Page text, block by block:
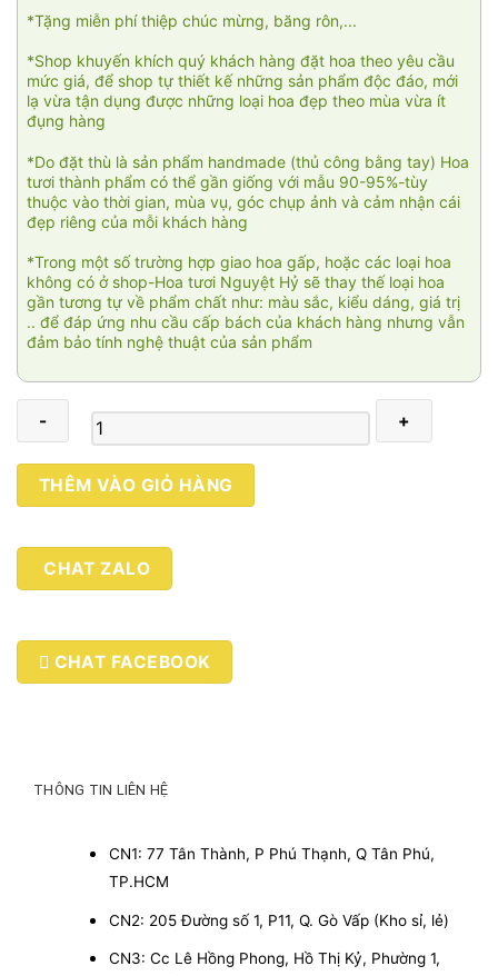
*Tặng miễn phí thiệp chúc mừng, băng rôn,...
*Shop khuyến khích quý khách hàng đặt hoa theo yêu cầu
mức giá, để shop tự thiết kế những sản phẩm độc đáo, mới
lạ vừa tận dụng được những loại hoa đẹp theo mùa vừa ít
đụng hàng
*Do đặt thù là sản phẩm handmade (thủ công bằng tay) Hoa
tươi thành phẩm có thể gần giống với mẫu 90-95%-tùy
thuộc vào thời gian, mùa vụ, góc chụp ảnh và cảm nhận cái
đẹp riêng của mỗi khách hàng
*Trong một số trường hợp giao hoa gấp, hoặc các loại hoa
không có ở shop-Hoa tươi Nguyệt Hỷ sẽ thay thế loại hoa
gần tương tự về phẩm chất như: màu sắc, kiểu dáng, giá trị
.. để đáp ứng nhu cầu cấp bách của khách hàng nhưng vẫn
đảm bảo tính nghệ thuật của sản phẩm
Khúc
nhạc
02
THÊM VÀO GIỎ HÀNG
CHAT ZALO
CHAT FACEBOOK
THÔNG TIN LIÊN HỆ
CN1: 77 Tân Thành, P Phú Thạnh, Q Tân Phú,
TP.HCM
CN2: 205 Đường số 1, P11, Q. Gò Vấp (Kho sỉ, lẻ)
CN3: Cc Lê Hồng Phong, Hồ Thị Kỷ, Phường 1,